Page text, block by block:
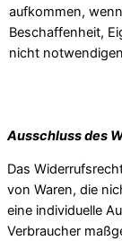
aufkommen,
Beschaffenheit,
nicht
Ausschluss des
Das
von Waren, die
eine individuelle
Verbraucher